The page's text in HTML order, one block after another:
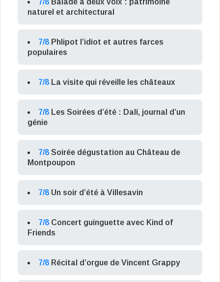
7/8 Balade à deux voix : patrimoine
naturel et architectural
7/8 Phlipot l’idiot et autres farces
populaires
7/8 La visite qui réveille les châteaux
7/8 Les Soirées d’été : Dalí, journal d’un
génie
7/8 Soirée dégustation au Château de
Montpoupon
7/8 Un soir d’été à Villesavin
7/8 Concert guinguette avec Kind of
Friends
7/8 Récital d’orgue de Vincent Grappy